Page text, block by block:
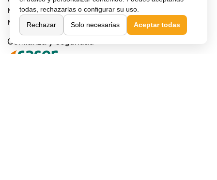
Móviles todoterreno
Móviles 4G
Confianza y seguridad
todas, rechazarlas o configurar su uso.
Rechazar
Solo necesarias Aceptar todas